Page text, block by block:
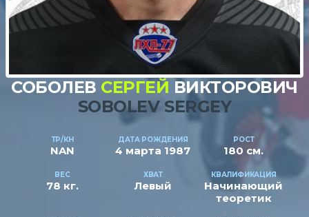
СОБОЛЕВ СЕРГЕЙ ВИКТОРОВИЧ
SOBOLEV SERGEY
ТР/КН
NAN
ДАТА РОЖДЕНИЯ
4 марта 1987
РОСТ
180 см.
ВЕС
78 кг.
ХВАТ
Левый
КВАЛИФИКАЦИЯ
Начинающий
теоретик